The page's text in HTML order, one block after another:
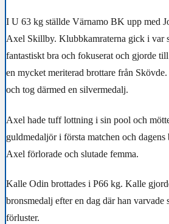
I U 63 kg ställde Värnamo BK upp med
Axel Skillby. Klubbkamraterna gick i var
fantastiskt bra och fokuserat och gjorde
en mycket meriterad brottare från
och tog därmed en silvermedalj.
Axel hade tuff lottning i sin pool och
guldmedaljör i första matchen och
Axel förlorade och slutade femma.
Kalle Odin brottades i P66 kg. Kalle
bronsmedalj efter en dag där han varvade
förluster.